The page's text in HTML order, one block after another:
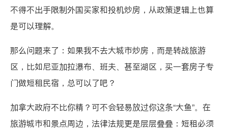
不得不出手限制外国买家和投机炒房，从政策逻辑上也算
是可以理解。
那么问题来了：如果我不去大城市炒房，而是转战旅游
区，比如尼亚加拉瀑布、班夫、甚至湖区，买一套房子专
门做短租民宿，总可以了吧？
加拿大政府不比你精？可不会轻易放过你这条“大鱼”。在
旅游城市和景点周边，法律法规更是层层叠叠：短租必须